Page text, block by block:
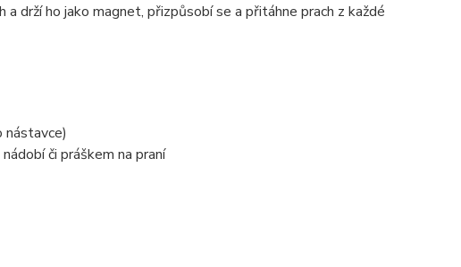
drží ho jako magnet, přizpůsobí se a přitáhne prach z každé
nástavce)
či práškem na praní